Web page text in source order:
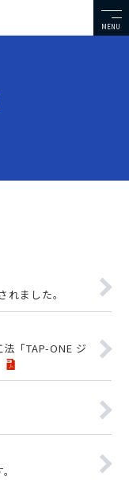
MENU
ました。
「TAP-ONE ジ